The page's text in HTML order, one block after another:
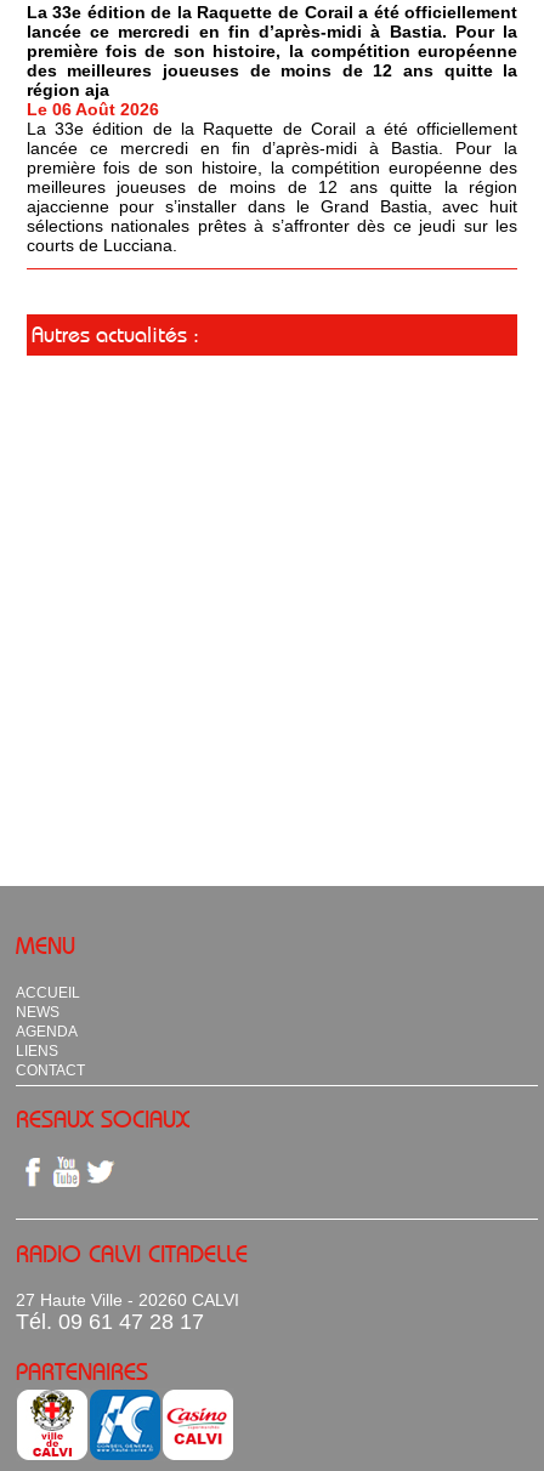
La 33e édition de la Raquette de Corail a été officiellement
lancée ce mercredi en fin d’après-midi à Bastia. Pour la
première fois de son histoire, la compétition européenne
des meilleures joueuses de moins de 12 ans quitte la
région aja
Le 06 Août 2026
La 33e édition de la Raquette de Corail a été officiellement
lancée ce mercredi en fin d’après-midi à Bastia. Pour la
première fois de son histoire, la compétition européenne des
meilleures joueuses de moins de 12 ans quitte la région
ajaccienne pour s’installer dans le Grand Bastia, avec huit
sélections nationales prêtes à s’affronter dès ce jeudi sur les
courts de Lucciana.
Autres actualités :
MENU
ACCUEIL
NEWS
AGENDA
LIENS
CONTACT
RESAUX SOCIAUX
RADIO CALVI CITADELLE
27 Haute Ville - 20260 CALVI
Tél. 09 61 47 28 17
PARTENAIRES